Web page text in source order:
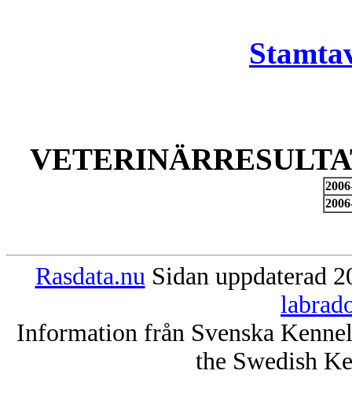
Rasdata.nu Sidan uppdaterad
Information från Svenska
the Swedish